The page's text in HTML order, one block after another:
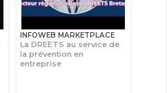
INFOWEB MARKETPLACE
La DREETS au service de
la prévention en
entreprise